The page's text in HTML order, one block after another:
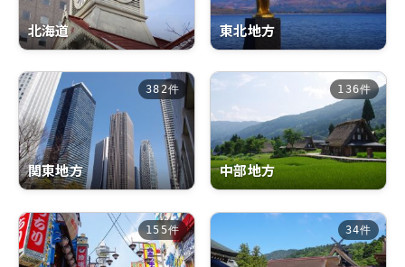
北海道 東北地方
382件
関東地方
136件
中部地方
155件 34件